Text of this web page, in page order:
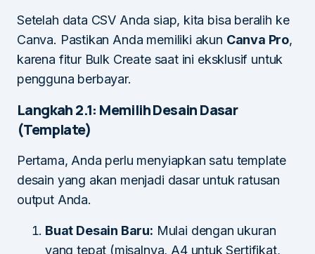
Setelah data CSV Anda siap, kita bisa beralih ke
Canva. Pastikan Anda memiliki akun Canva Pro,
karena fitur Bulk Create saat ini eksklusif untuk
pengguna berbayar.
Langkah 2.1: Memilih Desain Dasar
(Template)
Pertama, Anda perlu menyiapkan satu template
desain yang akan menjadi dasar untuk ratusan
output Anda.
Buat Desain Baru: Mulai dengan ukuran
yang tepat (misalnya, A4 untuk Sertifikat,